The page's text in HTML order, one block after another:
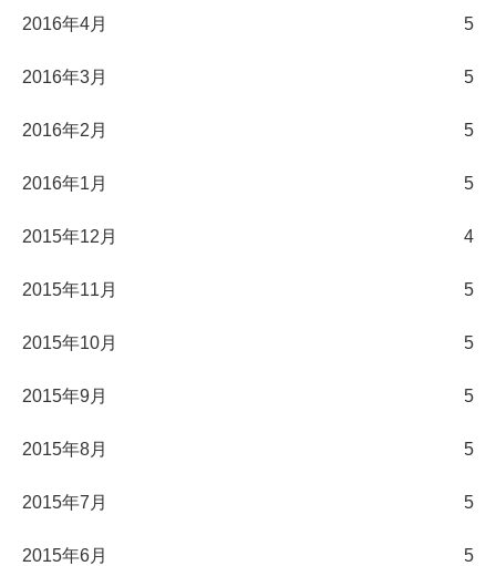
2016年4月 5
2016年3月 5
2016年2月 5
2016年1月 5
2015年12月 4
2015年11月 5
2015年10月 5
2015年9月 5
2015年8月 5
2015年7月 5
2015年6月 5